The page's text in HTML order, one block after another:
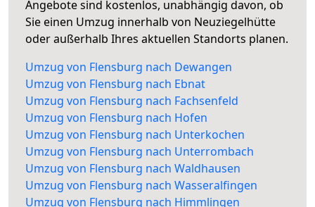
Angebote sind kostenlos, unabhängig davon, ob
Sie einen Umzug innerhalb von Neuziegelhütte
oder außerhalb Ihres aktuellen Standorts planen.
Umzug von Flensburg nach Dewangen
Umzug von Flensburg nach Ebnat
Umzug von Flensburg nach Fachsenfeld
Umzug von Flensburg nach Hofen
Umzug von Flensburg nach Unterkochen
Umzug von Flensburg nach Unterrombach
Umzug von Flensburg nach Waldhausen
Umzug von Flensburg nach Wasseralfingen
Umzug von Flensburg nach Himmlingen